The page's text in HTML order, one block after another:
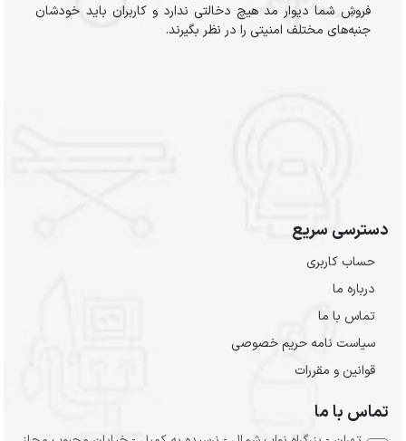
فروشِ شما دیوار مد هیچ دخالتی ندارد و کاربران باید خودشان
جنبه‌های مختلف امنیتی را در نظر بگیرند.
دسترسی سریع
حساب کاربری
درباره ما
تماس با ما
سیاست نامه حریم خصوصی
قوانین و مقررات
تماس با ما